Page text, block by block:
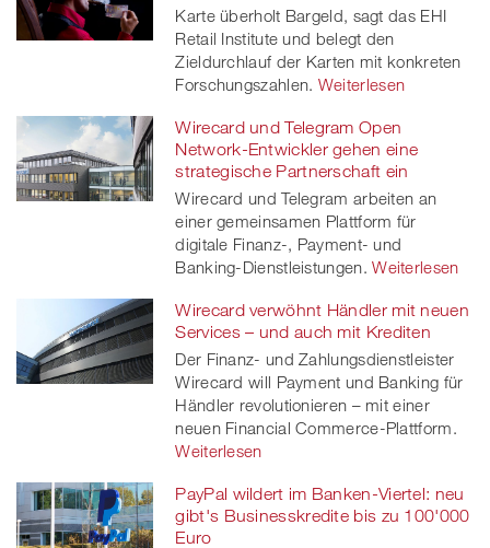
Karte überholt Bargeld, sagt das EHI
Retail Institute und belegt den
Zieldurchlauf der Karten mit konkreten
Forschungszahlen. Weiterlesen
Wirecard und Telegram Open
Network-Entwickler gehen eine
strategische Partnerschaft ein
Wirecard und Telegram arbeiten an
einer gemeinsamen Plattform für
digitale Finanz-, Payment- und
Banking-Dienstleistungen. Weiterlesen
Wirecard verwöhnt Händler mit neuen
Services – und auch mit Krediten
Der Finanz- und Zahlungsdienstleister
Wirecard will Payment und Banking für
Händler revolutionieren – mit einer
neuen Financial Commerce-Plattform.
Weiterlesen
PayPal wildert im Banken-Viertel: neu
gibt's Businesskredite bis zu 100'000
Euro